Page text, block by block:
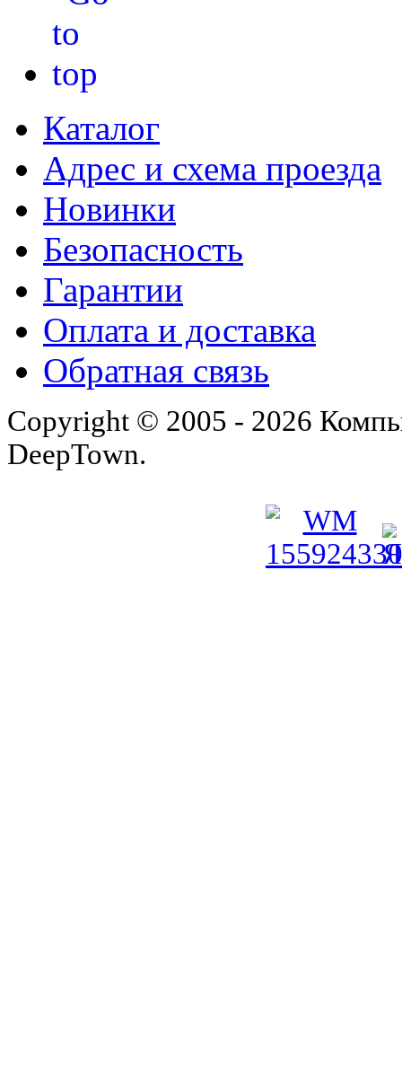
Каталог
Адрес и схема проезда
Новинки
Безопасность
Гарантии
Оплата и доставка
Обратная связь
Copyright © 2005 - 2026
DeepTown.